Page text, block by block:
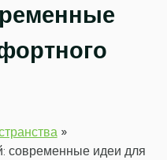
современные идеи для